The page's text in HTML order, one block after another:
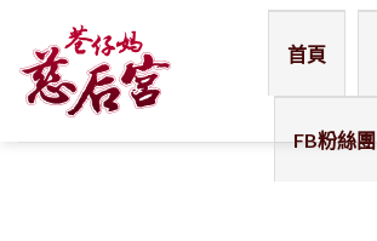
content
首頁
FB粉絲團